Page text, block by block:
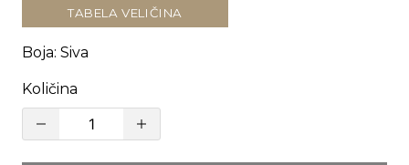
TABELA VELIČINA
Boja: Siva
Količina